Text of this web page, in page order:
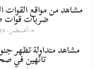
مشاهد من مواقع القوات
ضربات قوات
6-أغسطس- 2026
مشاهد متداولة تظهر
تائهين في